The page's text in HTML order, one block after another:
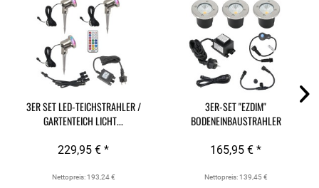
3ER SET LED-TEICHSTRAHLER /
GARTENTEICH LICHT...
229,95 € *
Nettopreis: 193,24 €
3ER-SET "EZDIM"
BODENEINBAUSTRAHLER
165,95 € *
Nettopreis: 139,45 €